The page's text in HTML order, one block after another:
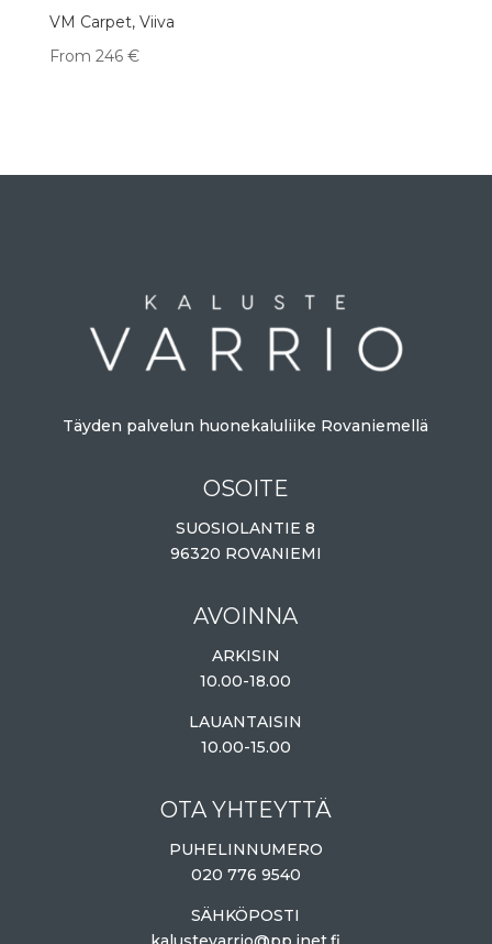
VM Carpet, Viiva
From 246 €
Täyden palvelun huonekaluliike Rovaniemellä
OSOITE
SUOSIOLANTIE 8
96320 ROVANIEMI
AVOINNA
ARKISIN
10.00-18.00
LAUANTAISIN
10.00-15.00
OTA YHTEYTTÄ
PUHELINNUMERO
020 776 9540
SÄHKÖPOSTI